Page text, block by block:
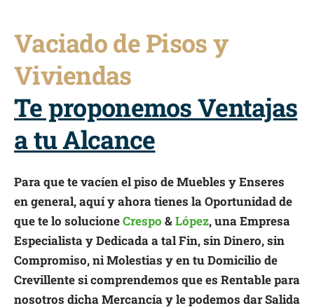
Vaciado de Pisos y
Viviendas
Te proponemos Ventajas
a tu Alcance
Para que te vacíen el piso de Muebles y Enseres
en general, aquí y ahora tienes la Oportunidad de
que te lo solucioneCrespo &López, una Empresa
Especialista y Dedicada a tal Fin, sin Dinero, sin
Compromiso, ni Molestias y en tu Domicilio de
Crevillente si comprendemos que es Rentable para
nosotros dicha Mercancía y le podemos dar Salida